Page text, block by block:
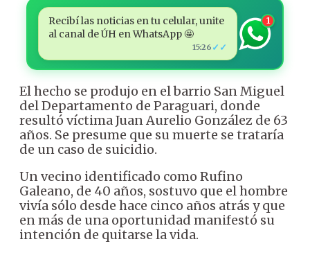
Recibí las noticias en tu celular, unite
al canal de ÚH en WhatsApp 🤩
15:26 ✓✓
1
El hecho se produjo en el barrio San Miguel
del Departamento de Paraguari, donde
resultó víctima Juan Aurelio González de 63
años. Se presume que su muerte se trataría
de un caso de suicidio.
Un vecino identificado como Rufino
Galeano, de 40 años, sostuvo que el hombre
vivía sólo desde hace cinco años atrás y que
en más de una oportunidad manifestó su
intención de quitarse la vida.